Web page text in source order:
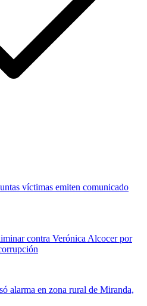
víctimas emiten comunicado
contra Verónica Alcocer por
alarma en zona rural de Miranda,